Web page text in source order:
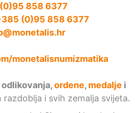
858 6377
(0)95 858 6377
monetalisnumizmatika
odlikovanja,ordene, medalje i
razdoblja i svih zemalja svijeta.